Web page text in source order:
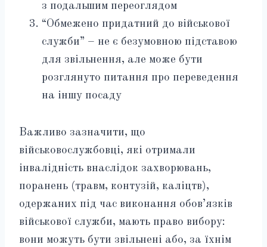
з подальшим переоглядом
“Обмежено придатний до військової
служби” – не є безумовною підставою
для звільнення, але може бути
розглянуто питання про переведення
на іншу посаду
Важливо зазначити, що
військовослужбовці, які отримали
інвалідність внаслідок захворювань,
поранень (травм, контузій, каліцтв),
одержаних під час виконання обов’язків
військової служби, мають право вибору:
вони можуть бути звільнені або, за їхнім